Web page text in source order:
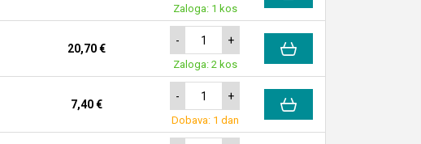
Zaloga: 1 kos
20,70 €
- +
Zaloga: 2 kos
7,40 €
- +
Dobava: 1 dan